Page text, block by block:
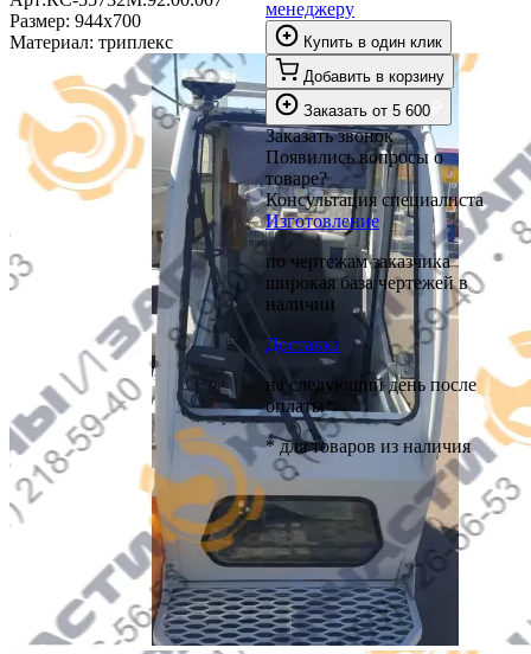
Размер: 944х700
Материал: триплекс
менеджеру
Купить в один клик
Добавить в корзину
Заказать от 5 600
Заказать звонок
Появились вопросы о
товаре?
Консультация специалиста
Изготовление
по чертежам заказчика
широкая база чертежей в
наличии
Доставка
на следующий день после
оплаты*
* для товаров из наличия